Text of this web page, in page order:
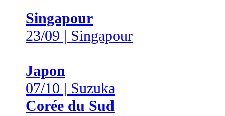
Singapour
23/09 | Singapour
Japon
07/10 | Suzuka
Corée du Sud